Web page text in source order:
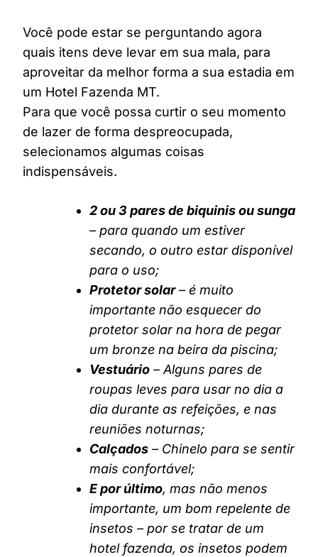
Você pode estar se perguntando agora
quais itens deve levar em sua mala, para
aproveitar da melhor forma a sua estadia em
um Hotel Fazenda MT.
Para que você possa curtir o seu momento
de lazer de forma despreocupada,
selecionamos algumas coisas
indispensáveis.
2 ou 3 pares de biquinis ou sunga
– para quando um estiver
secando, o outro estar disponível
para o uso;
Protetor solar– é muito
importante não esquecer do
protetor solar na hora de pegar
um bronze na beira da piscina;
Vestuário – Alguns pares de
roupas leves para usar no dia a
dia durante as refeições, e nas
reuniões noturnas;
Calçados – Chinelo para se sentir
mais confortável;
E por último, mas não menos
importante, um bom repelente de
insetos – por se tratar de um
hotel fazenda, os insetos podem